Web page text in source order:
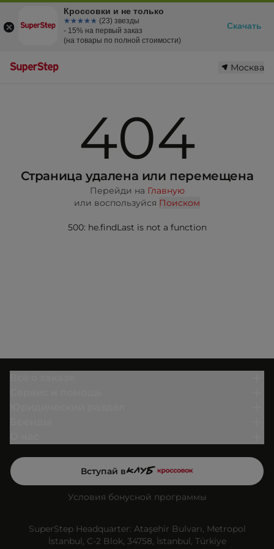
Москва
404
Страница удалена или перемещена
Перейди на Главную
или воспользуйся Поиском
500: he.findLast is not a function
Вступай в
Условия бонусной программы
SuperStep Headquarter: Ataşehir Bulvarı, Metropol
İstanbul, C-2 Blok, 34758, İstanbul, Türkiye
Кроссовки и не только
☆☆☆☆☆
★★★★★ (23) звезды
- 15% на первый заказ
(на товары по полной стоимости)
Скачать